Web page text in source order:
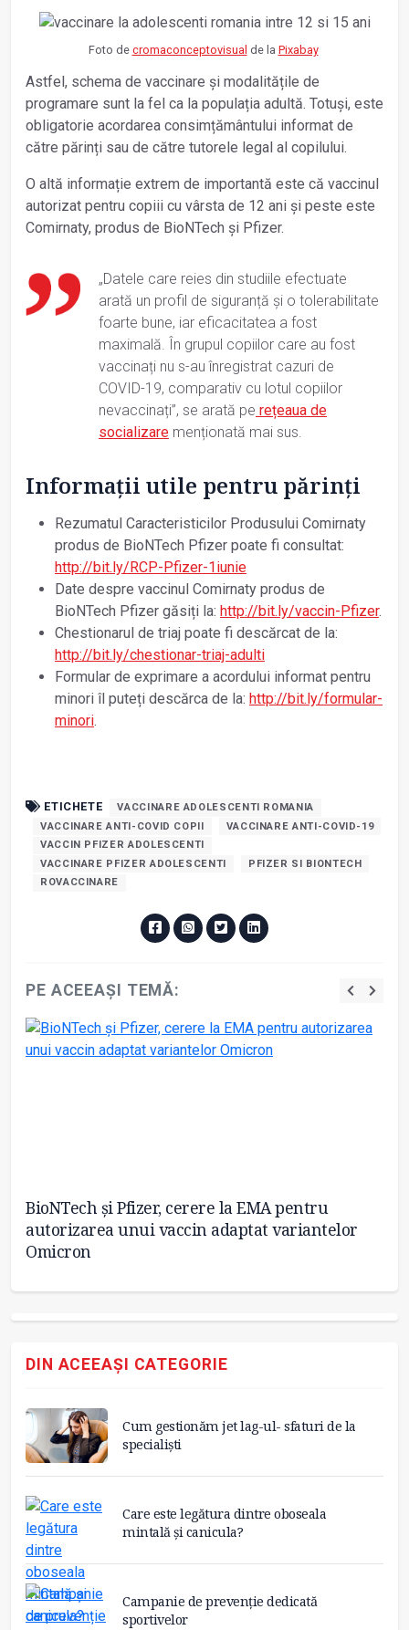
Foto de cromaconceptovisual de la Pixabay
Astfel, schema de vaccinare și modalitățile de
programare sunt la fel ca la populația adultă. Totuși, este
obligatorie acordarea consimțământului informat de
către părinți sau de către tutorele legal al copilului.
O altă informație extrem de importantă este că vaccinul
autorizat pentru copiii cu vârsta de 12 ani și peste este
Comirnaty, produs de BioNTech și Pfizer.
„Datele care reies din studiile efectuate
arată un profil de siguranță și o tolerabilitate
foarte bune, iar eficacitatea a fost
maximală. În grupul copiilor care au fost
vaccinați nu s-au înregistrat cazuri de
COVID-19, comparativ cu lotul copiilor
nevaccinați”, se arată pe rețeaua de
socializare menționată mai sus.
Informații utile pentru părinți
Rezumatul Caracteristicilor Produsului Comirnaty
produs de BioNTech Pfizer poate fi consultat:
http://bit.ly/RCP-Pfizer-1iunie
Date despre vaccinul Comirnaty produs de
BioNTech Pfizer găsiți la: http://bit.ly/vaccin-Pfizer.
Chestionarul de triaj poate fi descărcat de la:
http://bit.ly/chestionar-triaj-adulti
Formular de exprimare a acordului informat pentru
minori îl puteți descărca de la: http://bit.ly/formular-
minori.
ETICHETE
VACCINARE ADOLESCENTI ROMANIA
VACCINARE ANTI-COVID COPII
VACCINARE ANTI-COVID-19
VACCIN PFIZER ADOLESCENTI
VACCINARE PFIZER ADOLESCENTI
PFIZER SI BIONTECH
ROVACCINARE
PE ACEEAȘI TEMĂ:
BioNTech şi Pfizer, cerere la EMA pentru
autorizarea unui vaccin adaptat variantelor
Omicron
DIN ACEEAȘI CATEGORIE
Cum gestionăm jet lag-ul- sfaturi de la
specialiști
Care este legătura dintre oboseala
mintală și canicula?
Campanie de prevenție dedicată
sportivelor